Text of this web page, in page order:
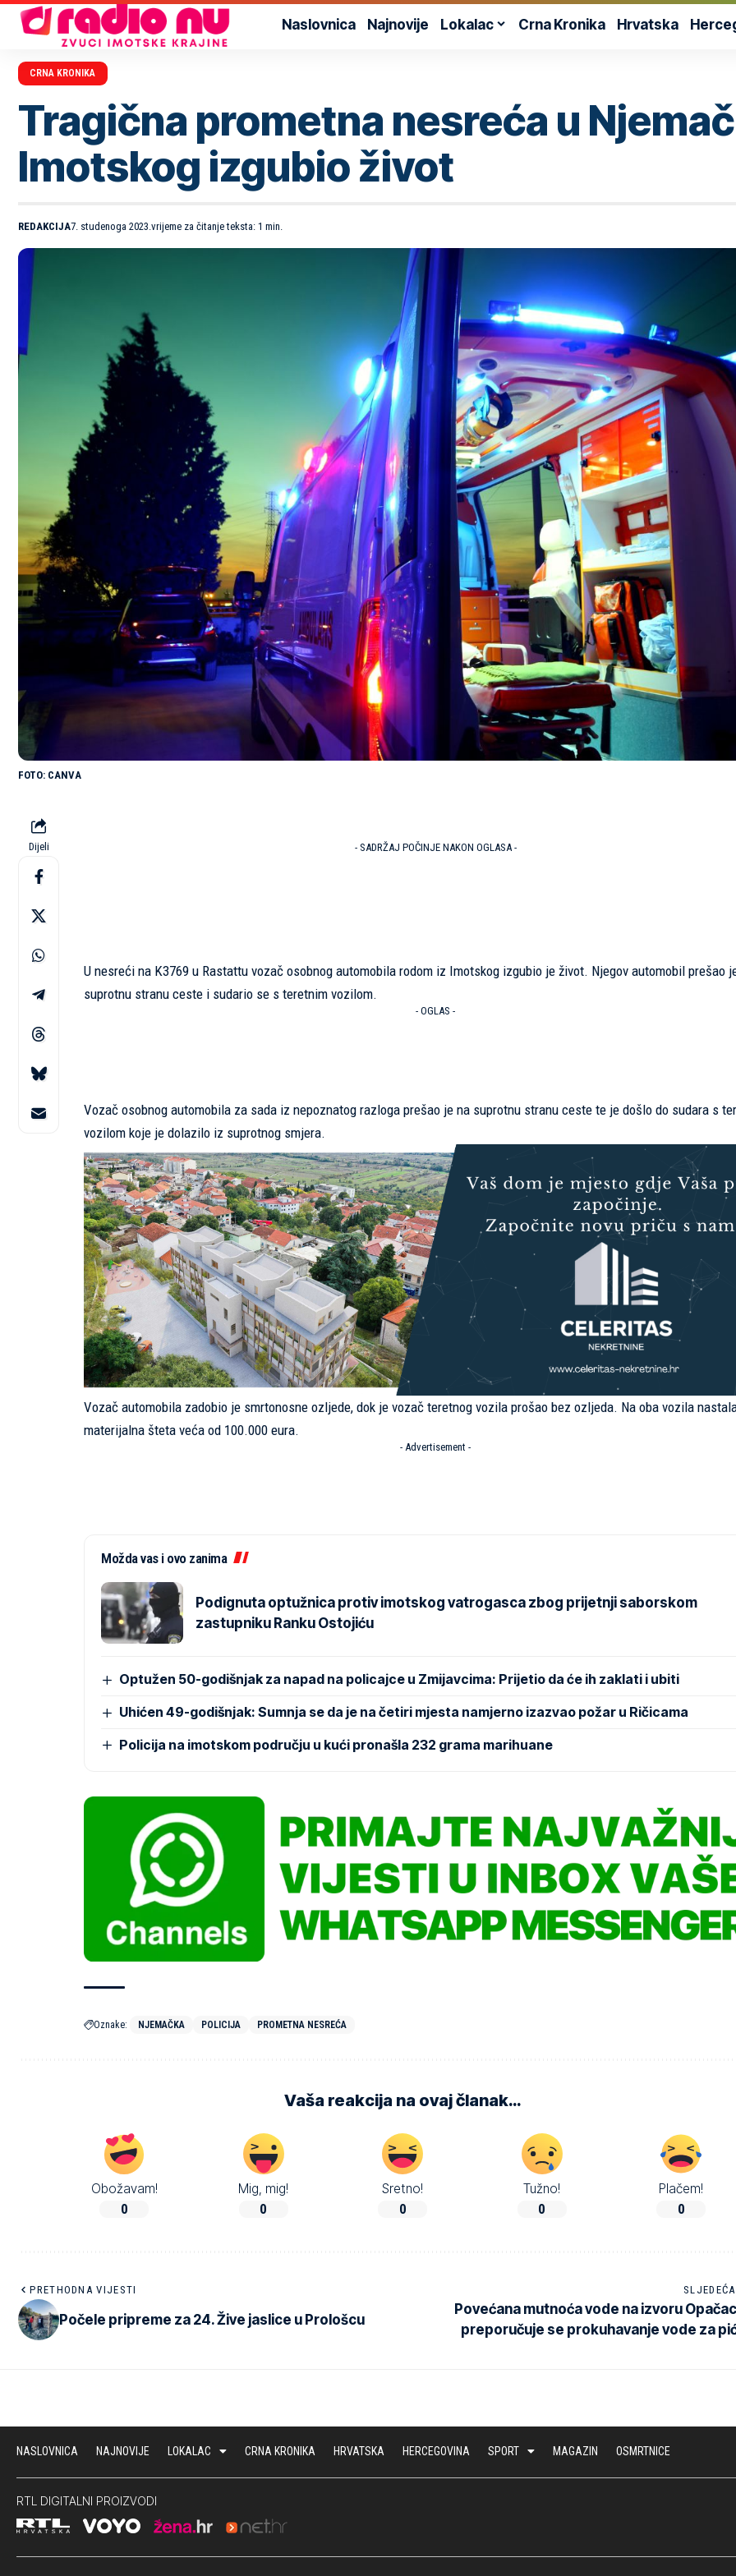
Naslovnica Najnovije Lokalac Crna Kronika Hrvatska
CRNA KRONIKA
Tragična prometna nesreća u
Imotskog izgubio život
REDAKCIJA7. studenoga 2023. vrijeme za čitanje teksta: 1 min.
CANVA
Dijeli - SADRŽAJ POČINJE NAKON OGLASA -
U nesreći na K3769 u Rastattu vozač osobnog automobila rodom iz Imotskog izgubio je život. Njegov automobil prešao
suprotnu stranu ceste i sudario se s teretnim vozilom.
- OGLAS -
Vozač osobnog automobila za sada iz nepoznatog razloga prešao je na suprotnu stranu ceste te je došlo do sudara s
vozilom koje je dolazilo iz suprotnog smjera.
Vozač automobila zadobio je smrtonosne ozljede, dok je vozač teretnog vozila prošao bez ozljeda. Na oba vozila
materijalna šteta veća od 100.000 eura.
- Advertisement -
Možda vas i ovo zanima
Podignuta optužnica protiv imotskog vatrogasca zbog prijetnji saborskom
zastupniku Ranku Ostojiću
Optužen 50-godišnjak za napad na policajce u Zmijavcima: Prijetio da će ih zaklati i ubiti
Uhićen 49-godišnjak: Sumnja se da je na četiri mjesta namjerno izazvao požar u Ričicama
Policija na imotskom području u kući pronašla 232 grama marihuane
Oznake: NJEMAČKA POLICIJA PROMETNA NESREĆA
Vaša reakcija na ovaj članak…
Obožavam!
0
Mig, mig!
0
Sretno!
0
Tužno!
0
Plačem!
0
PRETHODNA VIJESTI
Počele pripreme za 24. Žive jaslice u Prološcu
Povećana mutnoća vode na izvoru
preporučuje se prokuhavanje vode za
NASLOVNICA NAJNOVIJE LOKALAC CRNA KRONIKA HRVATSKA HERCEGOVINA SPORT MAGAZIN OSMRTNICE
RTL DIGITALNI PROIZVODI